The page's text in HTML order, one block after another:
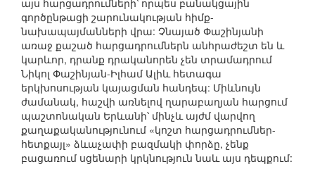
այս հարցադրումների՝ որպես բանակցային
գործընթացի շարունակության հիմք-
նախապայմանների վրա: Չնայած Փաշինյանի
առաջ քաշած հարցադրումներն անհրաժեշտ են և
կարևոր, դրանք դրականորեն չեն տրամադրում
Նիկոլ Փաշինյան-Իլհամ Ալիև հետագա
երկխոսության կայացման հանդեպ: Միևնույն
ժամանակ, հաշվի առնելով ղարաբաղյան հարցում
պաշտոնական Երևանի՝ մինչև այժմ վարվող
քաղաքականությունում «կոշտ հարցադրումներ-
հետքայլ» ձևաչափի բազմակի փորձը, չենք
բացառում սցենարի կրկնություն նաև այս դեպքում: